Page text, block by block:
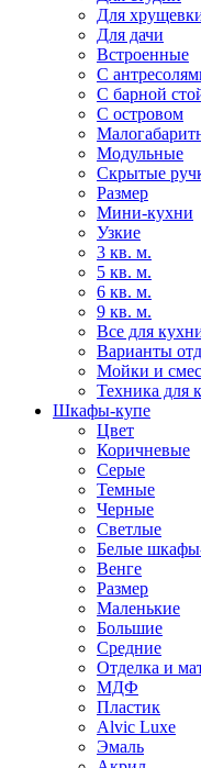
Для
Для дачи
Встроенные
С
С барной
С островом
Модульные
Скрытые
Размер
Мини-кухни
Узкие
3 кв. м.
5 кв. м.
6 кв. м.
9 кв. м.
Все для
Варианты
Мойки и
Техника для
Шкафы-купе
Цвет
Коричневые
Серые
Темные
Черные
Светлые
Белые
Венге
Размер
Маленькие
Большие
Средние
Отделка и
МДФ
Пластик
Alvic Luxe
Эмаль